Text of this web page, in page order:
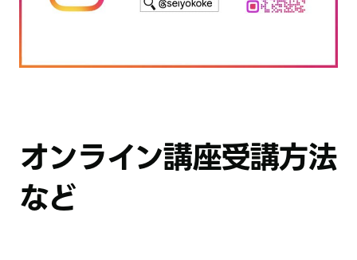
オンライン講座受講方法
など